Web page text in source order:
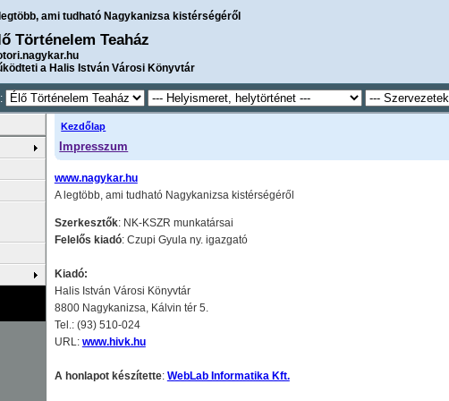
ami tudható Nagykanizsa kistérségéről
Történelem Teaház
a Halis István Városi Könyvtár
Kezdőlap
Impresszum
www.nagykar.hu
A legtöbb, ami tudható Nagykanizsa kistérségéről
Szerkesztők: NK-KSZR munkatársai
Felelős kiadó: Czupi Gyula ny. igazgató
Kiadó:
Halis István Városi Könyvtár
8800 Nagykanizsa, Kálvin tér 5.
Tel.: (93) 510-024
URL: www.hivk.hu
A honlapot készítette: WebLab Informatika Kft.